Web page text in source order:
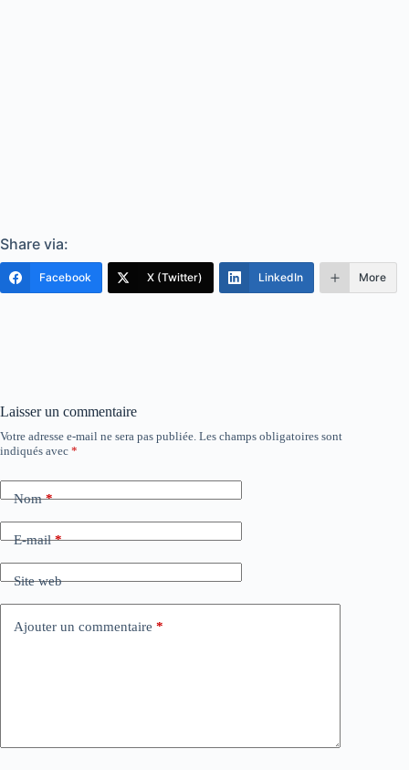
Share via:
Facebook X (Twitter) LinkedIn More
Laisser un commentaire
Votre adresse e-mail ne sera pas publiée. Les champs obligatoires sont
indiqués avec *
Nom*
E-mail*
Site web
Ajouter un commentaire *